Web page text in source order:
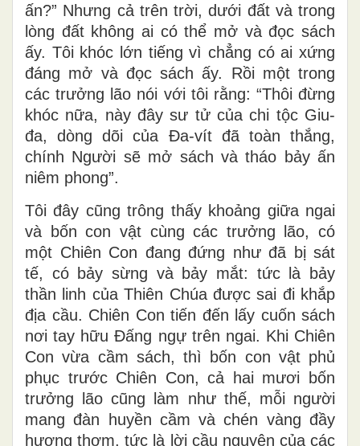
ấn?” Nhưng cả trên trời, dưới đất và trong
lòng đất không ai có thể mở và đọc sách
ấy. Tôi khóc lớn tiếng vì chẳng có ai xứng
đáng mở và đọc sách ấy. Rồi một trong
các trưởng lão nói với tôi rằng: “Thôi đừng
khóc nữa, này đây sư tử của chi tộc Giu-
đa, dòng dõi của Ða-vít đã toàn thắng,
chính Người sẽ mở sách và tháo bảy ấn
niêm phong”.
Tôi đây cũng trông thấy khoảng giữa ngai
và bốn con vật cùng các trưởng lão, có
một Chiên Con đang đứng như đã bị sát
tế, có bảy sừng và bảy mắt: tức là bảy
thần linh của Thiên Chúa được sai đi khắp
địa cầu. Chiên Con tiến đến lấy cuốn sách
nơi tay hữu Ðấng ngự trên ngai. Khi Chiên
Con vừa cầm sách, thì bốn con vật phủ
phục trước Chiên Con, cả hai mươi bốn
trưởng lão cũng làm như thế, mỗi người
mang đàn huyền cầm và chén vàng đầy
hương thơm, tức là lời cầu nguyện của các